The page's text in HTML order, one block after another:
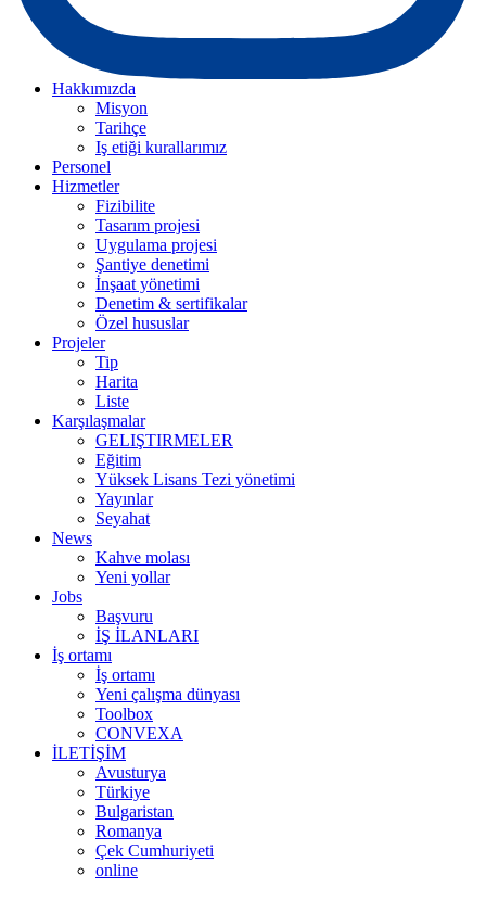
Hakkımızda
Misyon
Tarihçe
Iş etiği kurallarımız
Personel
Hizmetler
Fizibilite
Tasarım projesi
Uygulama projesi
Şantiye denetimi
İnşaat yönetimi
Denetim & sertifikalar
Özel hususlar
Projeler
Tip
Harita
Liste
Karşılaşmalar
GELIŞTIRMELER
Eğitim
Yüksek Lisans Tezi yönetimi
Yayınlar
Seyahat
News
Kahve molası
Yeni yollar
Jobs
Başvuru
İŞ İLANLARI
İş ortamı
İş ortamı
Yeni çalışma dünyası
Toolbox
CONVEXA
İLETİŞİM
Avusturya
Türkiye
Bulgaristan
Romanya
Çek Cumhuriyeti
online